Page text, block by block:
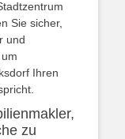
Sie sicher,
und
Ihren
zu